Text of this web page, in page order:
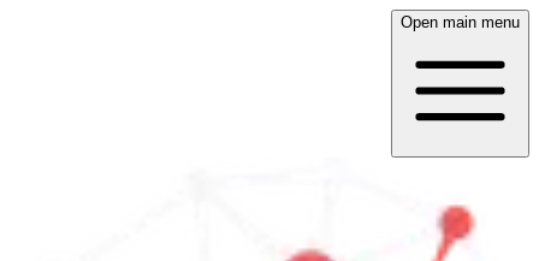
Open main menu